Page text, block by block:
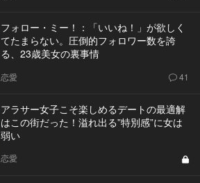
フォロー・ミー！：「いいね！」が欲しく
てたまらない。圧倒的フォロワー数を誇
る、23歳美女の裏事情
恋愛 41
アラサー女子こそ楽しめるデートの最適解
はこの街だった！溢れ出る”特別感”に女は
弱い
恋愛